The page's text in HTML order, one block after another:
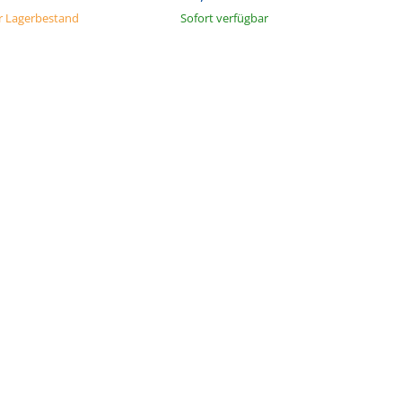
Lagerbestand Sofort verfügbar
E-Mail-
den
ich sie
Post an
das
widerrufen